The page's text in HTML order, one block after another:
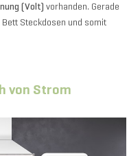
(Volt) vorhanden. Gerade
Steckdosen und somit
von Strom